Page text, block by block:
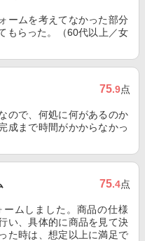
ームを考えてなかった部分
もらった。（60代以上／女
75.9点
ので、何処に何があるのか
成まで時間がかからなかっ
75.4点
ムしました。商品の仕様
い、具体的に商品を見て決
た時は、想定以上に満足で